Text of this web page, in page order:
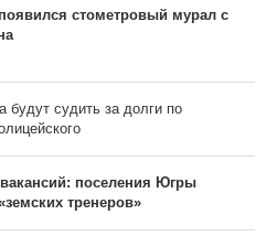
стометровый мурал с
будут судить за долги по
поселения Югры
тренеров»